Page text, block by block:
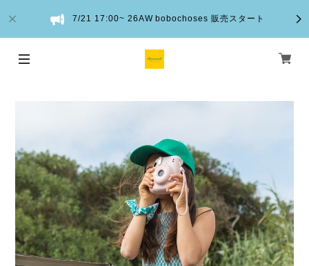
7/21 17:00~ 26AW bobochoses 販売スタート